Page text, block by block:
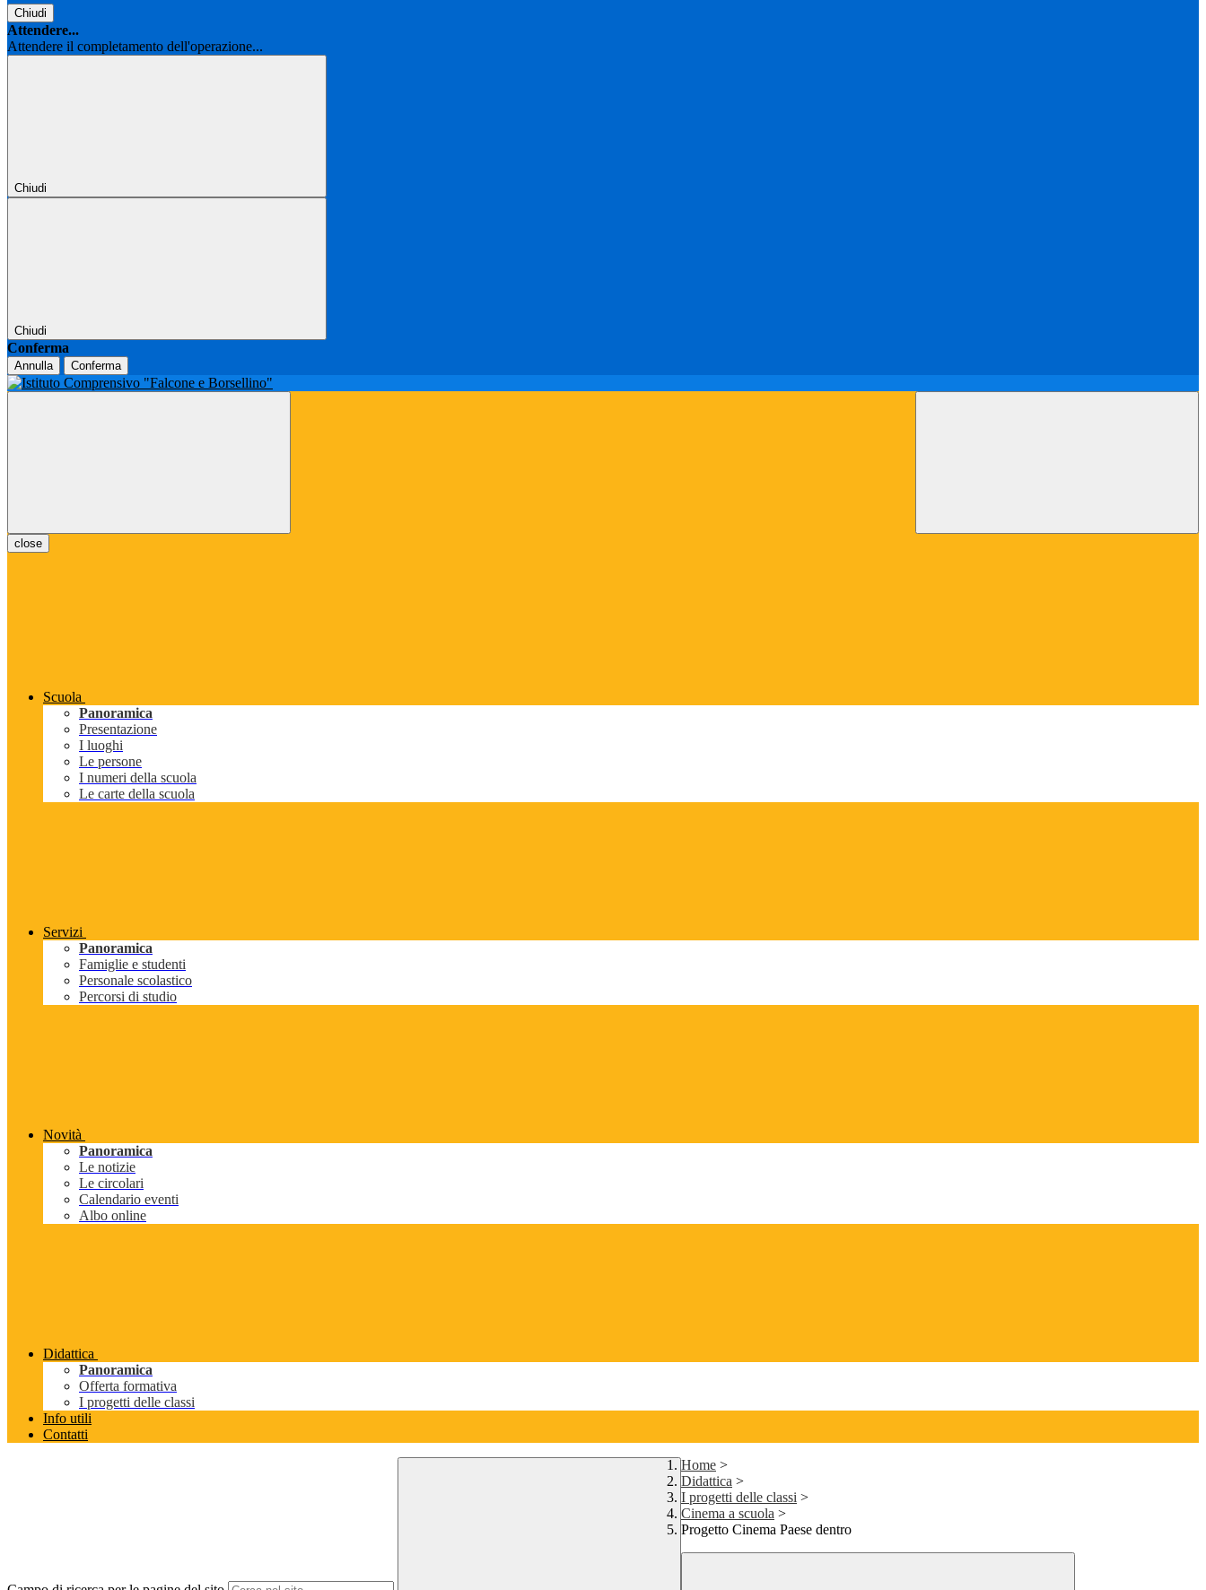
Chiudi
Attendere...
Attendere il completamento dell'operazione...
Chiudi
Chiudi
Conferma
Annulla Conferma
close
Scuola
Panoramica
Presentazione
I luoghi
Le persone
I numeri della scuola
Le carte della scuola
Servizi
Panoramica
Famiglie e studenti
Personale scolastico
Percorsi di studio
Novità
Panoramica
Le notizie
Le circolari
Calendario eventi
Albo online
Didattica
Panoramica
Offerta formativa
I progetti delle classi
Info utili
Contatti
Home >
Didattica >
I progetti delle classi >
Cinema a scuola >
Progetto Cinema Paese dentro